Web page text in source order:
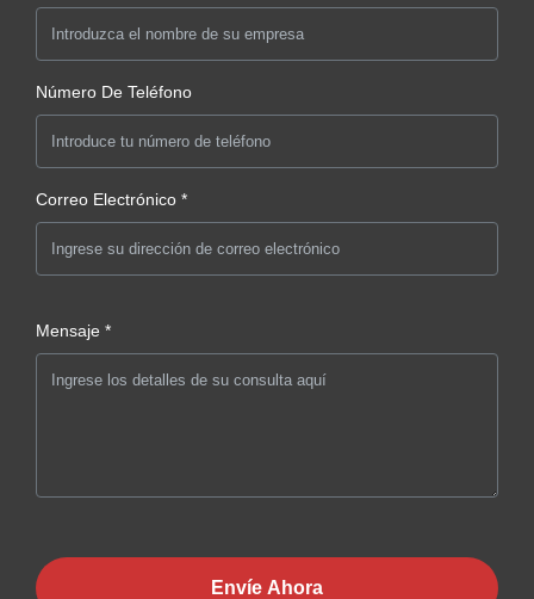
Número De Teléfono
Correo Electrónico *
Mensaje *
Envíe Ahora